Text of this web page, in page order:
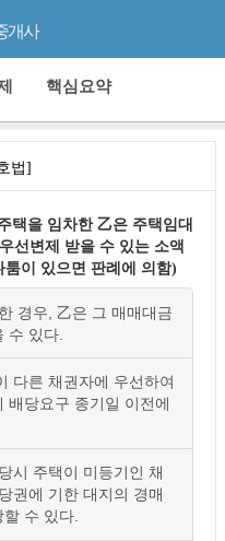
개사
핵심요약
법]
택을 임차한 乙은 주택임대
선변제 받을 수 있는 소액
이 있으면 판례에 의함)
경우, 乙은 그 매매대금
수 있다.
다른 채권자에 우선하여
배당요구 종기일 이전에
시 주택이 미등기인 채
권에 기한 대지의 경매
수 있다.